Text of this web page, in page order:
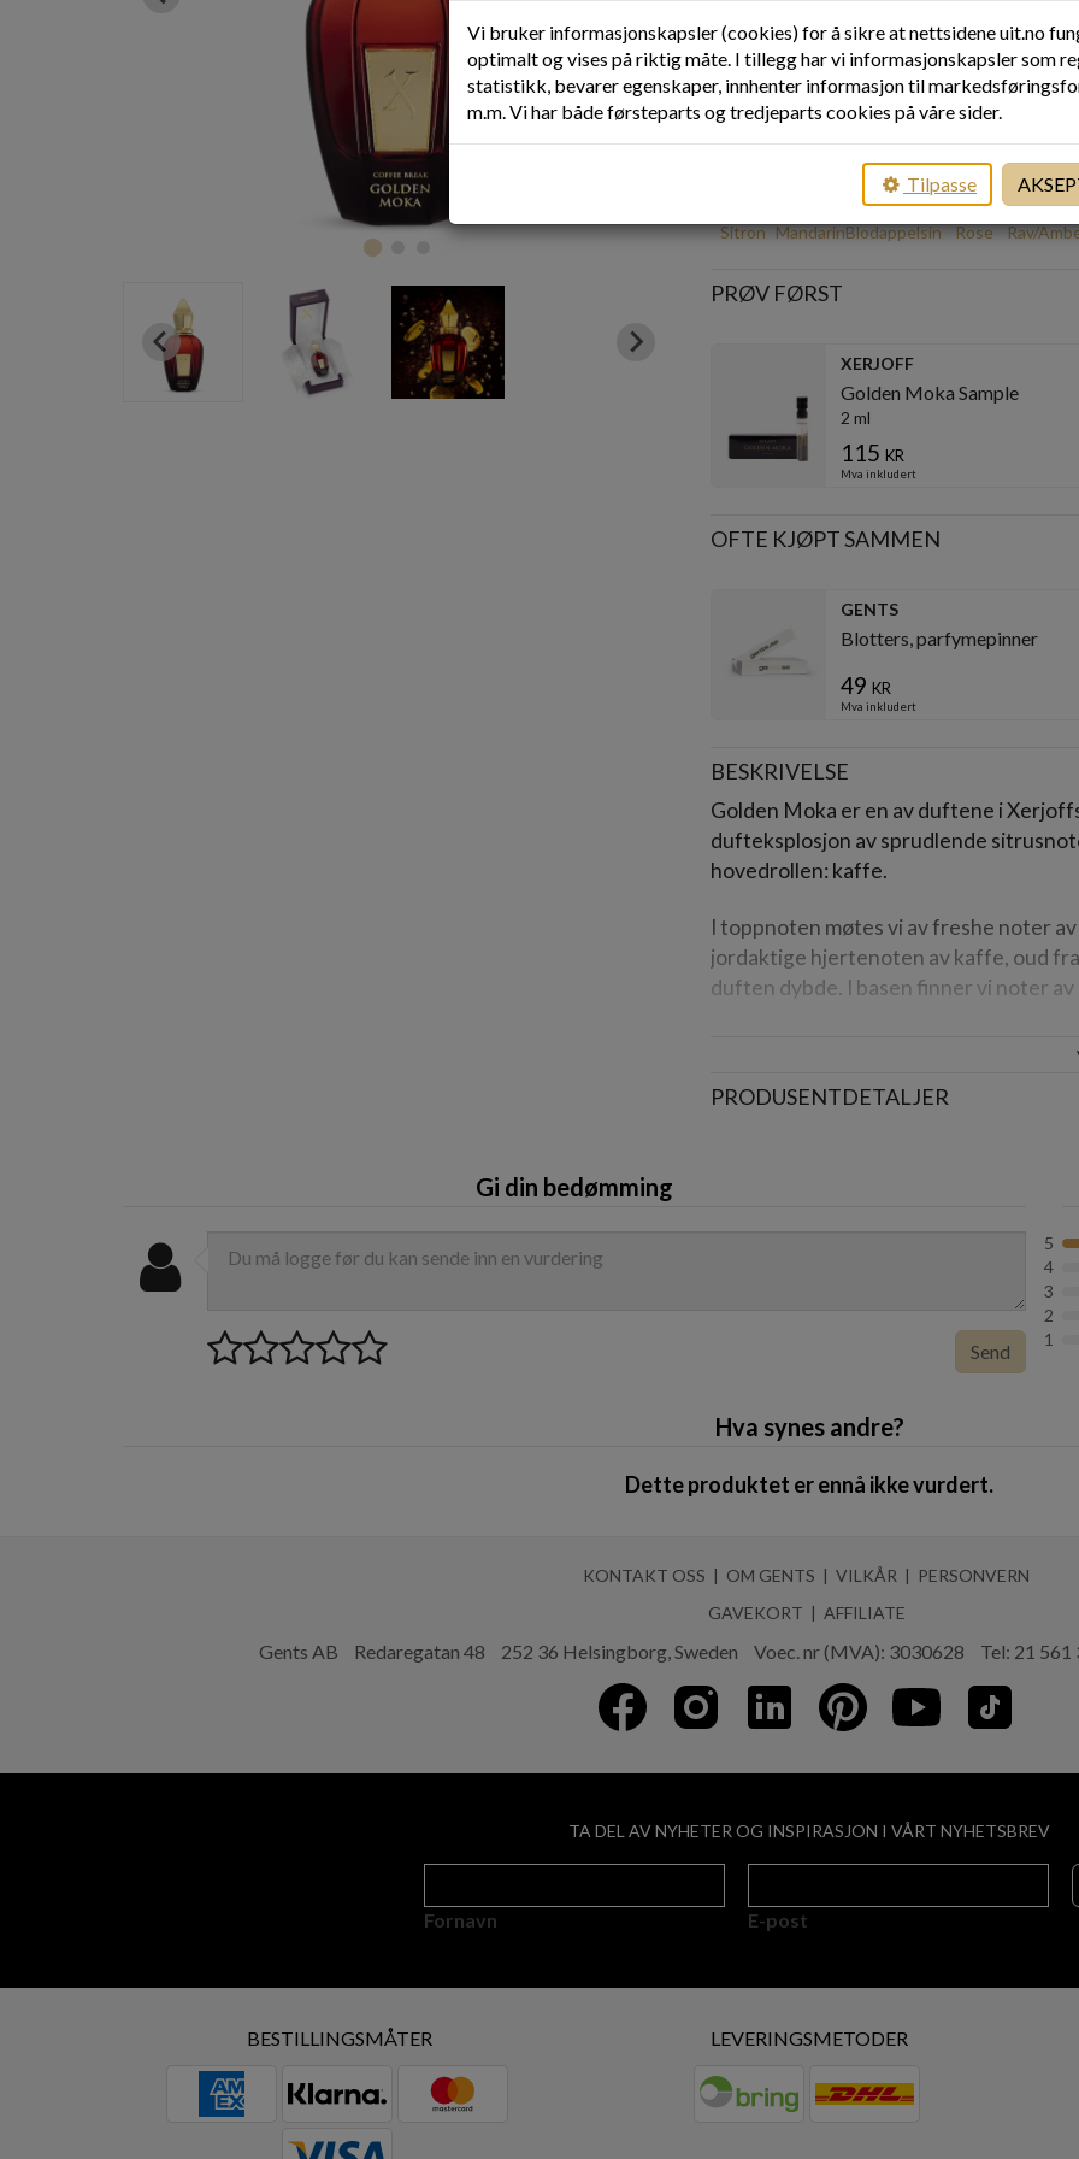
ART. NR.
12614
NETTSTATUS
LAVT LAGER
PRODUSENT
XERJOFF
TOPPNOTE
Sitron MandarinBlodappelsin
HJERTENOTE
Rose Rav/
PRØV FØRST
XERJOFF
Golden Moka Sample
2 ml
115 kr
Mva inkludert
OFTE KJØPT SAMMEN
GENTS
Blotters, parfymepinner
49 kr
Mva inkludert
BESKRIVELSE
Golden Moka er en av duftene i
dufteksplosjon av sprudlende
hovedrollen: kaffe.
I toppnoten møtes vi av freshe noter
jordaktige hjertenoten av kaffe, oud
duften dybde. I basen finner vi noter
Coffee Break Collection er en
PRODUSENTDETALJER
5
4
3
2
1
Gi din bedømming
Send
Hva synes andre?
Dette produktet er ennå ikke vurdert.
KONTAKT OSS OM GENTS VILKÅR
PERSONVERN
GAVEKORT
AFFILIATE
Gents AB Redaregatan 48 252 36 Helsingborg, Sweden Voec. nr (MVA): 3030628 Tel: 21 561
TA DEL AV NYHETER OG INSPIRASJON I VÅRT NYHETSBREV
Fornavn E-post
BESTILLINGSMÅTER LEVERINGSMETODER
Vi bruker informasjonskapsler (cookies) for å sikre at nettsidene uit.no
optimalt og vises på riktig måte. I tillegg har vi informasjonskapsler som
statistikk, bevarer egenskaper, innhenter informasjon til
m.m. Vi har både førsteparts og tredjeparts cookies på våre sider.
Tilpasse